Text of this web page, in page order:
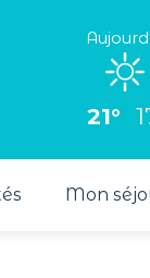
21°
Mon